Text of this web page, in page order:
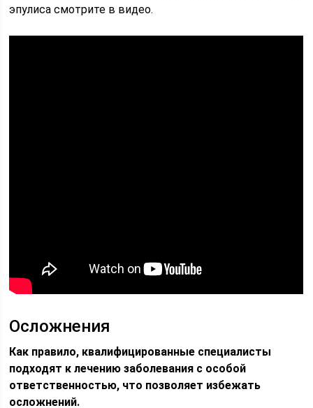
эпулиса смотрите в видео.
Осложнения
Как правило, квалифицированные специалисты
подходят к лечению заболевания с особой
ответственностью, что позволяет избежать
осложнений.